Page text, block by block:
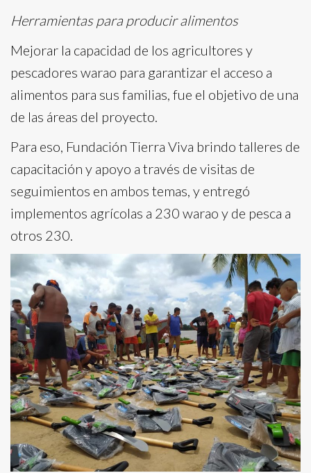
Herramientas para producir alimentos
Mejorar la capacidad de los agricultores y
pescadores warao para garantizar el acceso a
alimentos para sus familias, fue el objetivo de una
de las áreas del proyecto.
Para eso, Fundación Tierra Viva brindo talleres de
capacitación y apoyo a través de visitas de
seguimientos en ambos temas, y entregó
implementos agrícolas a 230 warao y de pesca a
otros 230.